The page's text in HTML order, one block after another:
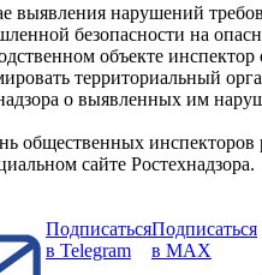
выявления нарушений
безопасности на
объекте инспектор
территориальный
о выявленных им
общественных инспекторов
сайте Ростехнадзора.
Подписаться
в Telegram
Подписаться
в MAX